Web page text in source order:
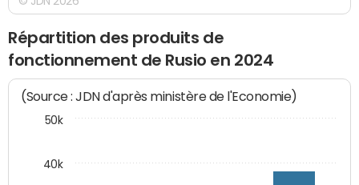
Répartition des produits de
fonctionnement de Rusio en 2024
(Source : JDN d'après ministère de l'Economie)
40k
50k